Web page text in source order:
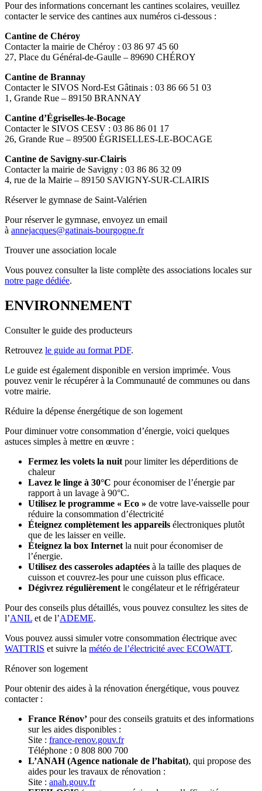
Pour des informations concernant les cantines scolaires, veuillez
contacter le service des cantines aux numéros ci-dessous :
Cantine de Chéroy
Contacter la mairie de Chéroy : 03 86 97 45 60
27, Place du Général-de-Gaulle – 89690 CHÉROY
Cantine de Brannay
Contacter le SIVOS Nord-Est Gâtinais : 03 86 66 51 03
1, Grande Rue – 89150 BRANNAY
Cantine d’Égriselles-le-Bocage
Contacter le SIVOS CESV : 03 86 86 01 17
26, Grande Rue – 89500 ÉGRISELLES-LE-BOCAGE
Cantine de Savigny-sur-Clairis
Contacter la mairie de Savigny : 03 86 86 32 09
4, rue de la Mairie – 89150 SAVIGNY-SUR-CLAIRIS
Réserver le gymnase de Saint-Valérien
Pour réserver le gymnase, envoyez un email
à annejacques@gatinais-bourgogne.fr
Trouver une association locale
Vous pouvez consulter la liste complète des associations locales sur
notre page dédiée.
ENVIRONNEMENT
Consulter le guide des producteurs
Retrouvez le guide au format PDF.
Le guide est également disponible en version imprimée. Vous
pouvez venir le récupérer à la Communauté de communes ou dans
votre mairie.
Réduire la dépense énergétique de son logement
Pour diminuer votre consommation d’énergie, voici quelques
astuces simples à mettre en œuvre :
Fermez les volets la nuit pour limiter les déperditions de
chaleur
Lavez le linge à 30°C pour économiser de l’énergie par
rapport à un lavage à 90°C.
Utilisez le programme « Eco » de votre lave-vaisselle pour
réduire la consommation d’électricité
Éteignez complètement les appareils électroniques plutôt
que de les laisser en veille.
Éteignez la box Internet la nuit pour économiser de
l’énergie.
Utilisez des casseroles adaptées à la taille des plaques de
cuisson et couvrez-les pour une cuisson plus efficace.
Dégivrez régulièrement le congélateur et le réfrigérateur
Pour des conseils plus détaillés, vous pouvez consultez les sites de
l’ANIL et de l’ADEME.
Vous pouvez aussi simuler votre consommation électrique avec
WATTRIS et suivre la météo de l’électricité avec ECOWATT.
Rénover son logement
Pour obtenir des aides à la rénovation énergétique, vous pouvez
contacter :
France Rénov’ pour des conseils gratuits et des informations
sur les aides disponibles :
Site : france-renov.gouv.fr
Téléphone : 0 808 800 700
L’ANAH (Agence nationale de l’habitat), qui propose des
aides pour les travaux de rénovation :
Site : anah.gouv.fr